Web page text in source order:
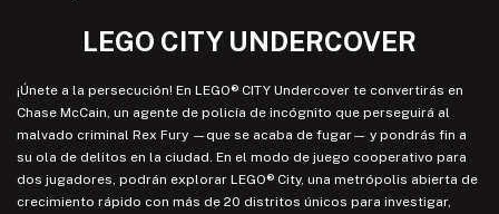
LEGO CITY UNDERCOVER
¡Únete a la persecución! En LEGO® CITY Undercover te convertirás en
Chase McCain, un agente de policía de incógnito que perseguirá al
malvado criminal Rex Fury —que se acaba de fugar— y pondrás fin a
su ola de delitos en la ciudad. En el modo de juego cooperativo para
dos jugadores, podrán explorar LEGO® City, una metrópolis abierta de
crecimiento rápido con más de 20 distritos únicos para investigar,